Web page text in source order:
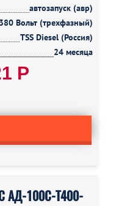
автозапуск (авр)
380 Вольт (трехфазный)
TSS Diesel (Россия)
24 месяца
Р
АД-100С-Т400-